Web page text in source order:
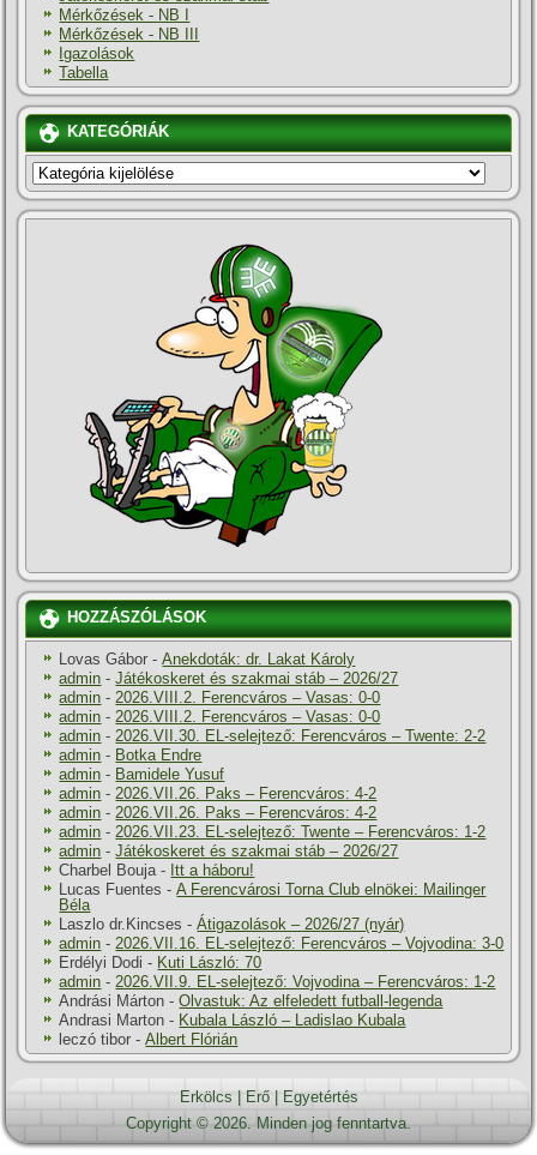
Mérkőzések - NB I
Mérkőzések - NB III
Igazolások
Tabella
KATEGÓRIÁK
KATEGÓRIÁK
HOZZÁSZÓLÁSOK
Lovas Gábor -Anekdoták: dr. Lakat Károly
admin -Játékoskeret és szakmai stáb – 2026/27
admin - 2026.VIII.2. Ferencváros – Vasas: 0-0
admin - 2026.VIII.2. Ferencváros – Vasas: 0-0
admin - 2026.VII.30. EL-selejtező: Ferencváros – Twente: 2-2
admin - Botka Endre
admin - Bamidele Yusuf
admin - 2026.VII.26. Paks – Ferencváros: 4-2
admin - 2026.VII.26. Paks – Ferencváros: 4-2
admin - 2026.VII.23. EL-selejtező: Twente – Ferencváros: 1-2
admin -Játékoskeret és szakmai stáb – 2026/27
Charbel Bouja - Itt a háboru!
Lucas Fuentes -A Ferencvárosi Torna Club elnökei: Mailinger
Béla
Laszlo dr.Kincses -Átigazolások – 2026/27 (nyár)
admin - 2026.VII.16. EL-selejtező: Ferencváros – Vojvodina: 3-0
Erdélyi Dodi - Kuti László: 70
admin - 2026.VII.9. EL-selejtező: Vojvodina – Ferencváros: 1-2
Andrási Márton -Olvastuk: Az elfeledett futball-legenda
Andrasi Marton - Kubala László – Ladislao Kubala
leczó tibor -Albert Flórián
Erkölcs Erő|
Egyetértés
Copyright © 2026. Minden jog fenntartva.